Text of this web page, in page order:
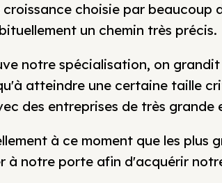
choisie par beaucoup
un chemin très précis.
notre spécialisation, on
atteindre une certaine taille
des entreprises de très grande
à ce moment que les plus
à notre porte afin d'acquérir